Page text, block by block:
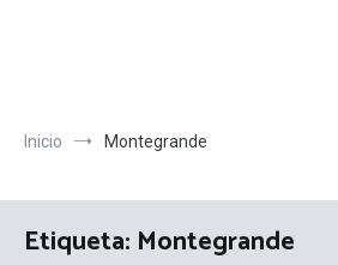
Inicio Montegrande
Etiqueta: Montegrande